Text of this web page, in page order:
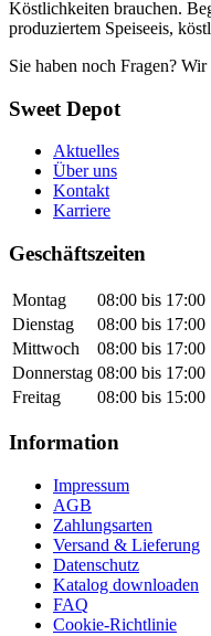
Köstlichkeiten brauchen.
produziertem Speiseeis,
Sie haben noch Fragen?
Sweet Depot
Aktuelles
Über uns
Kontakt
Karriere
Geschäftszeiten
Montag
08:00 bis 17:00
Dienstag
08:00 bis 17:00
Mittwoch
08:00 bis 17:00
Donnerstag 08:00 bis 17:00
Freitag
08:00 bis 15:00
Information
Impressum
AGB
Zahlungsarten
Versand & Lieferung
Datenschutz
Katalog downloaden
FAQ
Cookie-Richtlinie